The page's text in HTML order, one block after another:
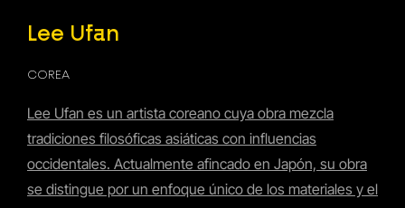
Lee Ufan
COREA
Lee Ufan es un artista coreano cuya obra mezcla
tradiciones filosóficas asiáticas con influencias
occidentales. Actualmente afincado en Japón, su obra
se distingue por un enfoque único de los materiales y el